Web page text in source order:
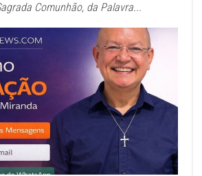
Comunhão, da Palavra...